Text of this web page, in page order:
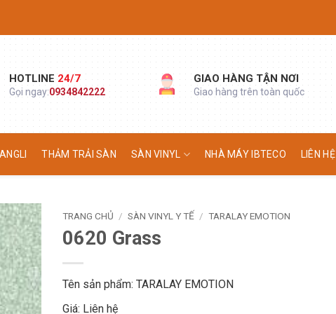
HOTLINE24/7
Gọi ngay:0934842222
GIAO HÀNG TẬN NƠI
Giao hàng trên toàn quốc
THẢM TRẢI SÀN SÀN VINYL NHÀ MÁY IBTECO LIÊN HỆ
TRANG CHỦ / SÀN VINYL Y TẾ / TARALAY EMOTION
0620 Grass
Tên sản phẩm: TARALAY EMOTION
Giá: Liên hệ